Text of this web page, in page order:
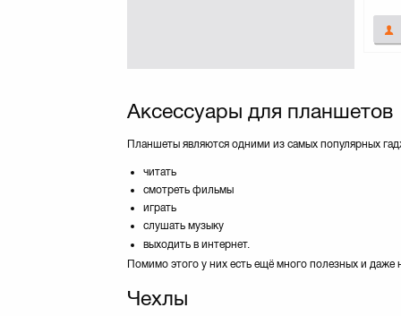
Pretec(8)
Qumo(2)
Remax
Rivacase(4)
SANDISK
SILICON POWER
SONY(1)
STRONTIUM(16)
Аксессуары для планшетов
Планшеты являются одними из самых популярных
читать
смотреть фильмы
играть
слушать музыку
выходить в интернет.
Помимо этого у них есть ещё много полезных и
Чехлы